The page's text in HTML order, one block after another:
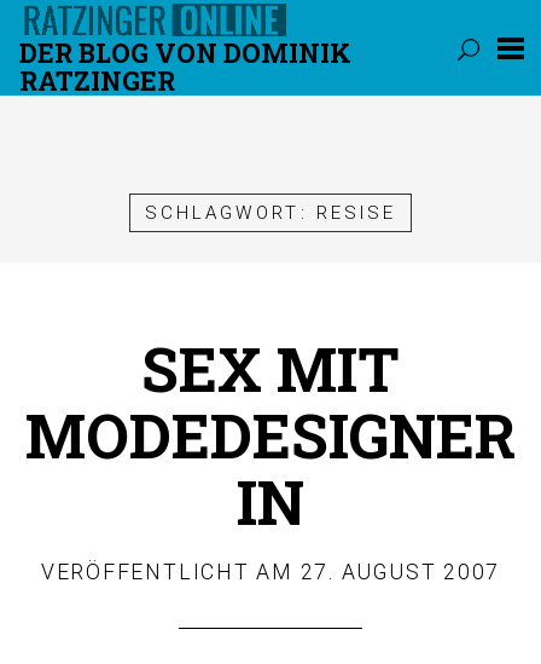
DER BLOG VON DOMINIK
RATZINGER
SCHLAGWORT: RESISE
SEX MIT
MODEDESIGNER
IN
VERÖFFENTLICHT AM 27. AUGUST 2007